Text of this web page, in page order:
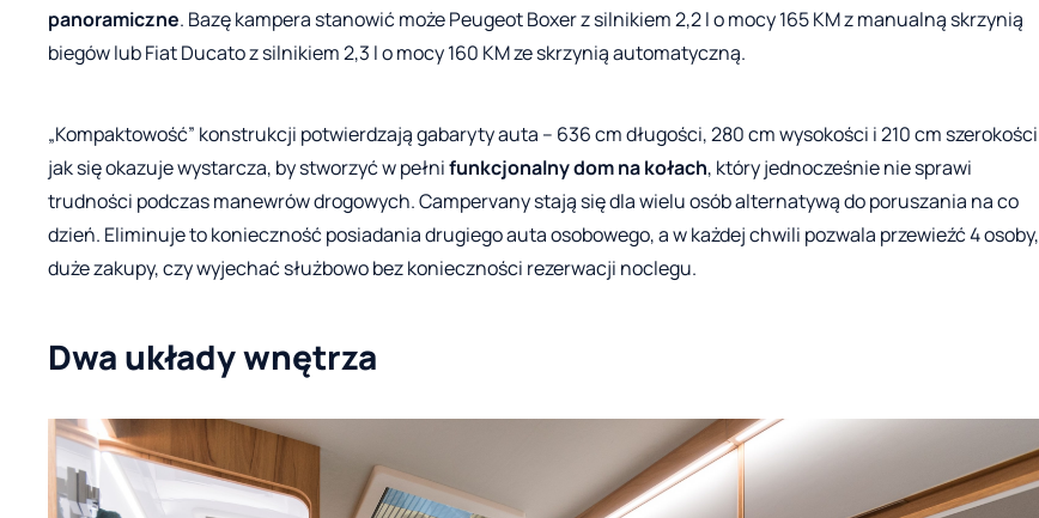
panoramiczne. Bazę kampera stanowić może Peugeot Boxer z silnikiem 2,2 l o mocy 165 KM z manualną skrzynią
biegów lub Fiat Ducato z silnikiem 2,3 l o mocy 160 KM ze skrzynią automatyczną.
„Kompaktowość” konstrukcji potwierdzają gabaryty auta – 636 cm długości, 280 cm wysokości i 210 cm szerokości
jak się okazuje wystarcza, by stworzyć w pełnifunkcjonalny dom na kołach, który jednocześnie nie sprawi
trudności podczas manewrów drogowych. Campervany stają się dla wielu osób alternatywą do poruszania na co
dzień. Eliminuje to konieczność posiadania drugiego auta osobowego, a w każdej chwili pozwala przewieźć 4 osoby,
duże zakupy, czy wyjechać służbowo bez konieczności rezerwacji noclegu.
Dwa układy wnętrza